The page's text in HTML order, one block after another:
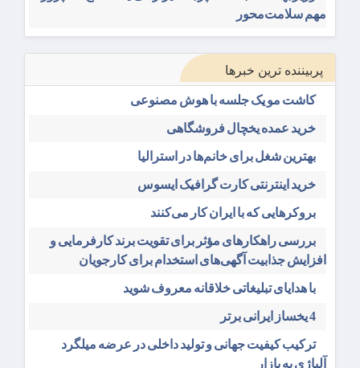
مهم سلامت‌محور
پربیننده ترین خبرها
کاشت مو یک جلسه با هوش مصنوعی
خرید عمده یخچال فروشگاهی
بهترین شغل برای خانم‌ها در استرالیا
خرید اینترنتی کارت گرافیک ایسوس
بروکرهایی‌ که با ایران کار می‌کنند
بررسی راهکارهای مؤثر برای تقویت برند کارفرمایی و
افزایش جذابیت آگهی‌های استخدام برای کارجویان
با هدایای تبلیغاتی خلاقانه معروف شوید
4 یخساز ایرانی برتر
ترکیب کیفیت جهانی و تولید داخلی در عرضه میلگرد
آلیاژی به بازار